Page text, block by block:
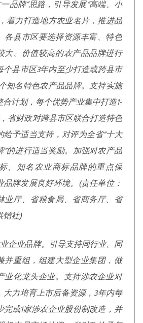
品牌”思路，引导发展“高端、小
着力打造地方农业名片，推进品
各县市区要选择资源丰富、特色
大、价值较高的农产品品牌进行
县市区3年内至少打造或跨县市
知名特色农产品品牌。支持实施
计划，每个优势产业集中打造1-
省财政对跨县市区联合打造特色
予适当支持，对评为全省“十大
的进行适当奖励。加强对农产品
、知名农业商标品牌的重点保
品牌发展良好环境。(责任单位：
业厅、省粮食局、省商务厅、省
销社)
业品牌。引导支持同行业、同
并重组，组建大型企业集团，做
业化龙头企业。支持涉农企业对
力培育上市后备资源，3年内每
完成1家涉农企业股份制改造，并